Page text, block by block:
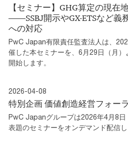
【セミナー】GHG算定の現在
――SSBJ開示やGX-ETSなど義
への対応
PwC Japan有限責任監査法人は、
催した本セミナーを、6月29日（月
開始します。
2026-04-08
特別企画 価値創造経営フォー
PwC Japanグループは2026年4月8日
表題のセミナーをオンデマンド配信し